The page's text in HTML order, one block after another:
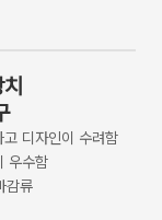
디자인이 수려함
우수함
감류